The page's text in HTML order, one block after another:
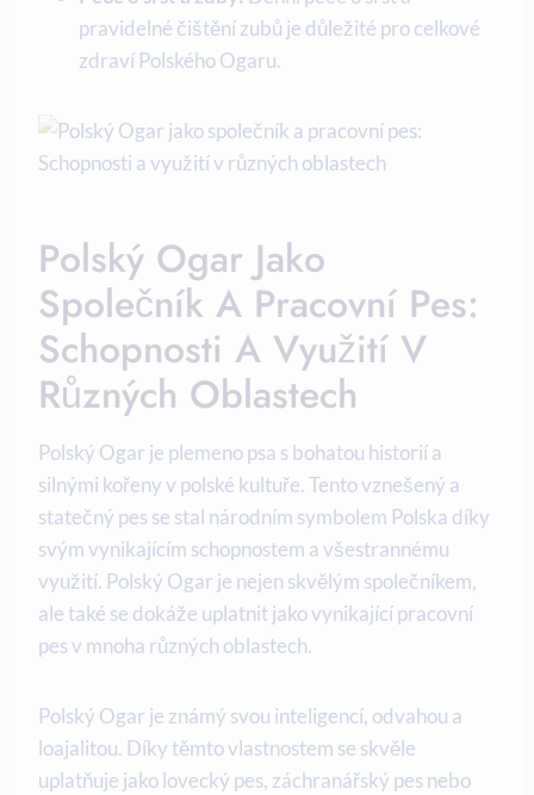
pravidelné čištění zubů je důležité pro celkové
zdraví Polského Ogaru.
Polský Ogar Jako
Společník A Pracovní Pes:
Schopnosti A Využití V
Různých Oblastech
Polský Ogar je plemeno psa s bohatou historií a
silnými kořeny v polské kultuře. Tento vznešený a
statečný pes se stal národním symbolem Polska díky
svým vynikajícím schopnostem a všestrannému
využití. Polský Ogar je nejen skvělým společníkem,
ale také se dokáže uplatnit jako vynikající pracovní
pes v mnoha různých oblastech.
Polský Ogar je známý svou inteligencí, odvahou a
loajalitou. Díky těmto vlastnostem se skvěle
uplatňuje jako lovecký pes, záchranářský pes nebo